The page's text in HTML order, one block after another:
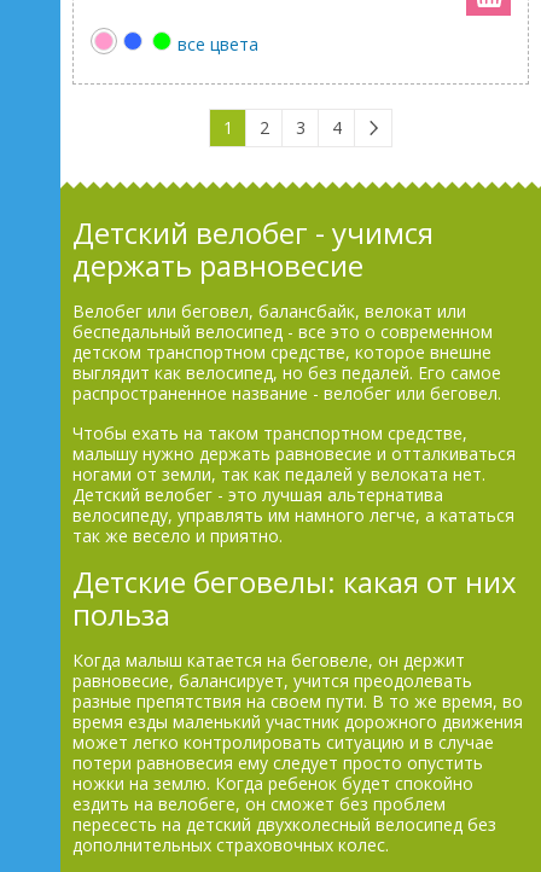
все цвета
1 2 3 4
Детский велобег - учимся
держать равновесие
Велобег или беговел, балансбайк, велокат или
беспедальный велосипед - все это о современном
детском транспортном средстве, которое внешне
выглядит как велосипед, но без педалей. Его самое
распространенное название - велобег или беговел.
Чтобы ехать на таком транспортном средстве,
малышу нужно держать равновесие и отталкиваться
ногами от земли, так как педалей у велоката нет.
Детский велобег - это лучшая альтернатива
велосипеду, управлять им намного легче, а кататься
так же весело и приятно.
Детские беговелы: какая от них
польза
Когда малыш катается на беговеле, он держит
равновесие, балансирует, учится преодолевать
разные препятствия на своем пути. В то же время, во
время езды маленький участник дорожного движения
может легко контролировать ситуацию и в случае
потери равновесия ему следует просто опустить
ножки на землю. Когда ребенок будет спокойно
ездить на велобеге, он сможет без проблем
пересесть на детский двухколесный велосипед без
дополнительных страховочных колес.